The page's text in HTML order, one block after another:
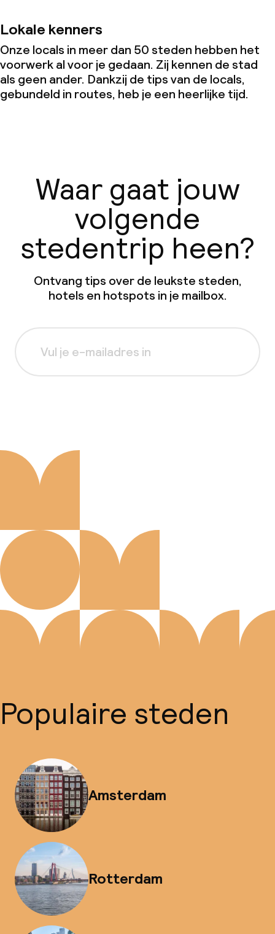
Lokale kenners
Onze locals in meer dan 50 steden hebben het
voorwerk al voor je gedaan. Zij kennen de stad
als geen ander. Dankzij de tips van de locals,
gebundeld in routes, heb je een heerlijke tijd.
Waar gaat jouw
volgende
stedentrip heen?
Ontvang tips over de leukste steden,
hotels en hotspots in je mailbox.
Populaire steden
Amsterdam
Rotterdam